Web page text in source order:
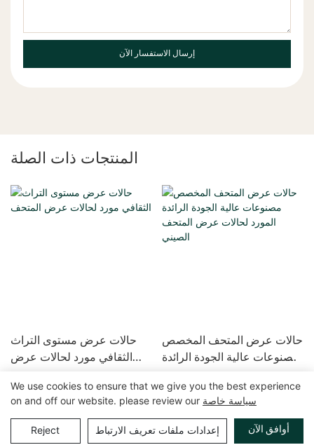
إرسال الاستفسار الآن
المنتجات ذات الصلة
حالات عرض مستوى التراث
الثقافي مورد لحالات عرض
حالات عرض المتحف المخصص
مصنوعات عالية الجودة الرائدة
الصيني
حقوق الطبع والنشر © 2025 GuangZhou LUXE Showcases
www.luxeshowcases.com |
خريطة الموقع | سياسة الخصوصية
We use cookies to ensure that we give you the best experience
on and off our website. please review our سياسة خاصة
Reject إعدادات ملفات تعريف الارتباط أوافق الآن